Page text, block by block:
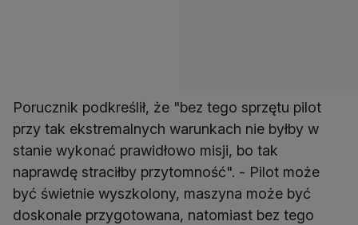
Porucznik podkreślił, że "bez tego sprzętu pilot
przy tak ekstremalnych warunkach nie byłby w
stanie wykonać prawidłowo misji, bo tak
naprawdę straciłby przytomność". - Pilot może
być świetnie wyszkolony, maszyna może być
doskonale przygotowana, natomiast bez tego